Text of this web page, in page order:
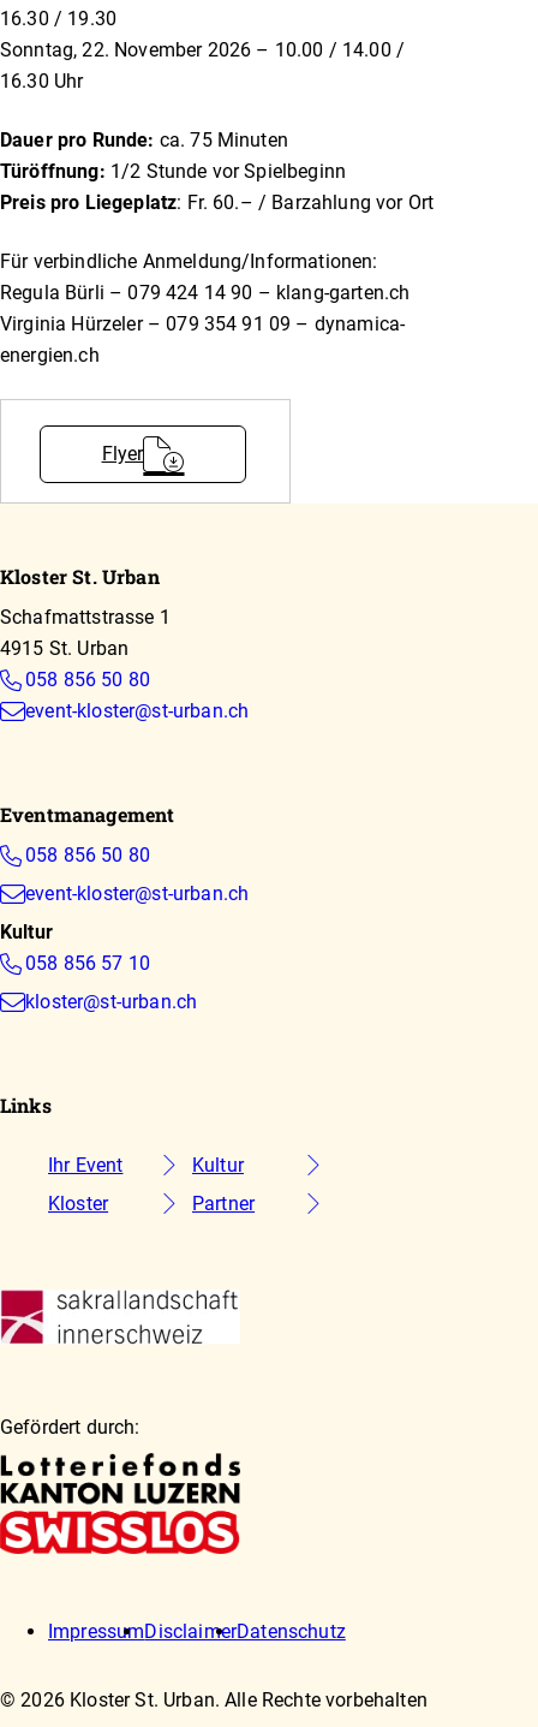
16.30 / 19.30
Sonntag, 22. November 2026 – 10.00 / 14.00 /
16.30 Uhr
Dauer pro Runde: ca. 75 Minuten
Türöffnung: 1/2 Stunde vor Spielbeginn
Preis pro Liegeplatz: Fr. 60.– / Barzahlung vor Ort
Für verbindliche Anmeldung/Informationen:
Regula Bürli – 079 424 14 90 – klang-garten.ch
Virginia Hürzeler – 079 354 91 09 – dynamica-
energien.ch
Flyer
Kloster St. Urban
Schafmattstrasse 1
4915 St. Urban
058 856 50 80
event-kloster@st-urban.ch
Eventmanagement
058 856 50 80
event-kloster@st-urban.ch
Kultur
058 856 57 10
kloster@st-urban.ch
Links
Ihr Event
Kultur
Kloster
Partner
Gefördert durch:
© 2026 Kloster St. Urban. Alle Rechte vorbehalten
ImpressumDisclaimerDatenschutz